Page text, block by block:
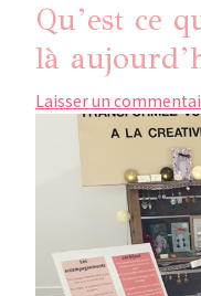
Qu’est ce
là
Laisser un